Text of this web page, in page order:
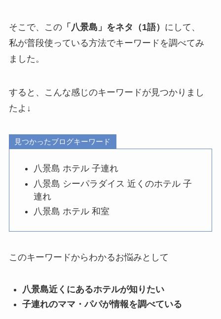
そこで、この「八景島」をネタ（1語） にして、
私が普段使っている方法でキーワードを調べてみ
ました。
すると、こんな感じのキーワードが見つかりまし
たよ↓
見つかったブログキーワード
八景島 ホテル 子連れ
八景島 シーパラダイス 近くのホテル 子
連れ
八景島 ホテル 和室
このキーワードからわかるお悩みとして
八景島近くにあるホテルが知りたい
子連れのママ・パパが情報を調べている